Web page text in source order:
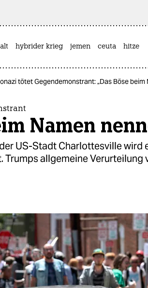
hybrider krieg jemen ceuta hitze
tötet Gegendemonstrant: „Das Böse beim
Namen
US-Stadt Charlottesville wird
allgemeine Verurteilung